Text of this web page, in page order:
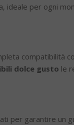
ideale per ogni
compatibilità
dolce gusto le
per garantire un